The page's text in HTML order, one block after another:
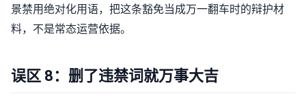
景禁用绝对化用语，把这条豁免当成万一翻车时的辩护材
料，不是常态运营依据。
误区 8：删了违禁词就万事大吉